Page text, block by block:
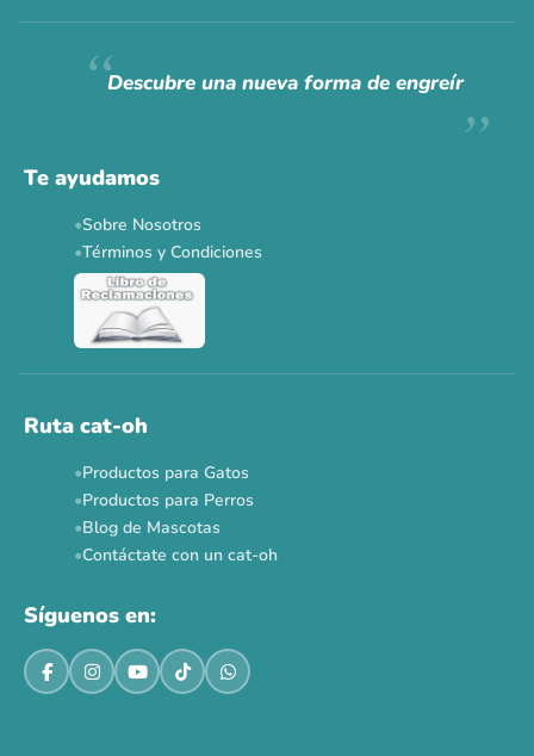
Siempre fuimosraros.
Ver todas las promos 🐾
Descubre una nueva forma de engreír
Te ayudamos
Sobre Nosotros
Términos y Condiciones
Ruta cat-oh
Productos para Gatos
Productos para Perros
Blog de Mascotas
Contáctate con un cat-oh
Síguenos en: